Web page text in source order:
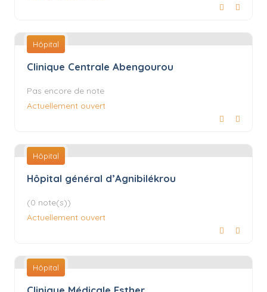
Hôpital
Clinique Centrale Abengourou
Pas encore de note
Actuellement ouvert
Hôpital
Hôpital général d’Agnibilékrou
(0 note(s))
Actuellement ouvert
Hôpital